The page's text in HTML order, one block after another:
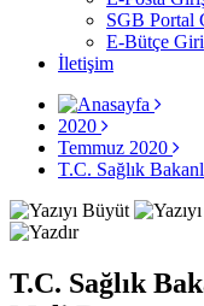
SGB Portal
E-Bütçe
İletişim
2020
Temmuz 2020
T.C. Sağlık
T.C. Sağlık